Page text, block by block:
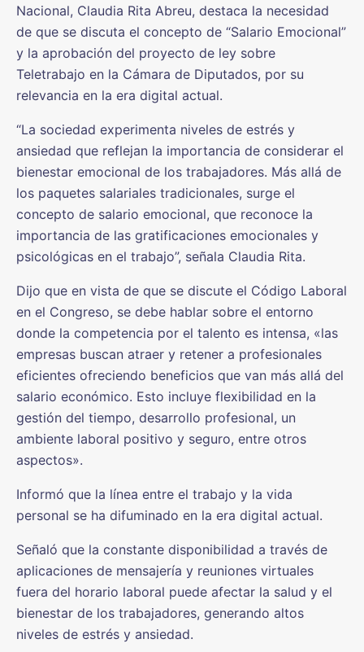
Nacional, Claudia Rita Abreu, destaca la necesidad
de que se discuta el concepto de “Salario Emocional”
y la aprobación del proyecto de ley sobre
Teletrabajo en la Cámara de Diputados, por su
relevancia en la era digital actual.
“La sociedad experimenta niveles de estrés y
ansiedad que reflejan la importancia de considerar el
bienestar emocional de los trabajadores. Más allá de
los paquetes salariales tradicionales, surge el
concepto de salario emocional, que reconoce la
importancia de las gratificaciones emocionales y
psicológicas en el trabajo”, señala Claudia Rita.
Dijo que en vista de que se discute el Código Laboral
en el Congreso, se debe hablar sobre el entorno
donde la competencia por el talento es intensa, «las
empresas buscan atraer y retener a profesionales
eficientes ofreciendo beneficios que van más allá del
salario económico. Esto incluye flexibilidad en la
gestión del tiempo, desarrollo profesional, un
ambiente laboral positivo y seguro, entre otros
aspectos».
Informó que la línea entre el trabajo y la vida
personal se ha difuminado en la era digital actual.
Señaló que la constante disponibilidad a través de
aplicaciones de mensajería y reuniones virtuales
fuera del horario laboral puede afectar la salud y el
bienestar de los trabajadores, generando altos
niveles de estrés y ansiedad.